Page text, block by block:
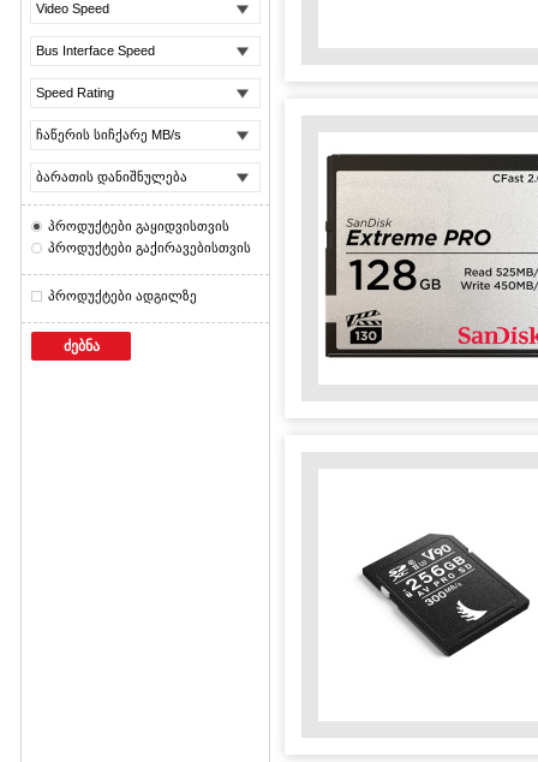
Video Speed
Bus Interface Speed
Speed Rating
ჩაწერის სიჩქარე MB/s
ბარათის დანიშნულება
პროდუქტები გაყიდვისთვის
პროდუქტები გაქირავებისთვის
პროდუქტები ადგილზე
ძებნა